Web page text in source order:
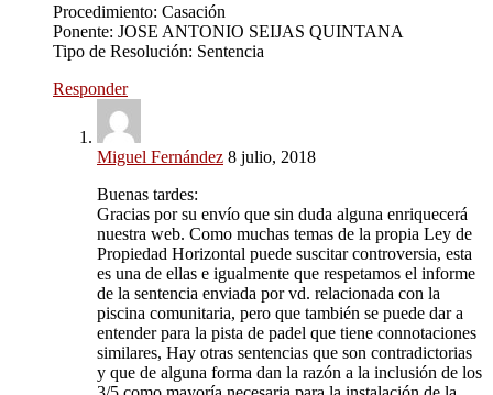
Procedimiento: Casación
Ponente: JOSE ANTONIO SEIJAS QUINTANA
Tipo de Resolución: Sentencia
Responder
Miguel Fernández 8 julio, 2018
Buenas tardes:
Gracias por su envío que sin duda alguna enriquecerá
nuestra web. Como muchas temas de la propia Ley de
Propiedad Horizontal puede suscitar controversia, esta
es una de ellas e igualmente que respetamos el informe
de la sentencia enviada por vd. relacionada con la
piscina comunitaria, pero que también se puede dar a
entender para la pista de padel que tiene connotaciones
similares, Hay otras sentencias que son contradictorias
y que de alguna forma dan la razón a la inclusión de los